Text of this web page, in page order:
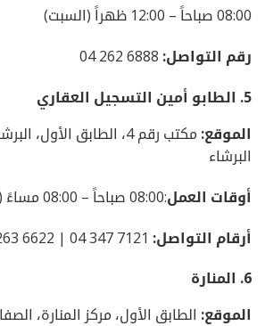
08:00 صباحاً – 12:00 ظهراً (السبت)
رقم التواصل:6888 262 04
5. الطابو أمين التسجيل العقاري
الموقع:
البرشاء
أوقات العمل:08:00 صباحاً – 08:00 مساءً (يومياً)
أرقام التواصل:7121 347 04 | 6622 263 04 | 5558 325 04
6. المنارة
الموقع:الطابق الأول، مركز المنارة، الصفا 2، الصفا